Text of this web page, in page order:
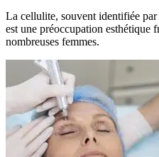
La cellulite, souvent identifiée par
est une préoccupation esthétique
nombreuses femmes.